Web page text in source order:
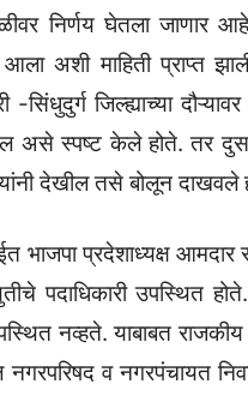
निर्णय घेतला जाणार
अशी माहिती प्राप्त
-सिंधुदुर्ग जिल्ह्याच्या
असे स्पष्ट केले होते. तर
यांनी देखील तसे बोलून दाखवले
भाजपा प्रदेशाध्यक्ष आमदार
पदाधिकारी उपस्थित
नव्हते. याबाबत
नगरपरिषद व नगरपंचायत